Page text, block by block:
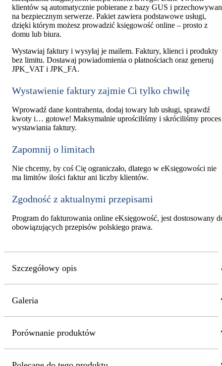
klientów są automatycznie pobierane z bazy GUS i
na bezpiecznym serwerze. Pakiet zawiera podstawowe usługi,
dzięki którym możesz prowadzić księgowość online – prosto z
domu lub biura.
Wystawiaj faktury i wysyłaj je mailem. Faktury, klienci i produkty
bez limitu. Dostawaj powiadomienia o płatnościach oraz generuj
JPK_VAT i JPK_FA.
Wystawienie faktury zajmie Ci tylko chwilę
Wprowadź dane kontrahenta, dodaj towary lub usługi, sprawdź
kwoty i… gotowe! Maksymalnie uprościliśmy i skróciliśmy proces
wystawiania faktury.
Zapomnij o limitach
Nie chcemy, by coś Cię ograniczało, dlatego w eKsięgowości nie
ma limitów ilości faktur ani liczby klientów.
Zgodność z aktualnymi przepisami
Program do fakturowania online eKsięgowość, jest dostosowany
obowiązujących przepisów polskiego prawa.
Szczegółowy opis
Galeria
Porównanie produktów